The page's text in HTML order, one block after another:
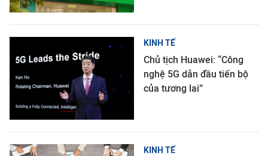
KINH TẾ
Chủ tịch Huawei: “Công
nghệ 5G dẫn đầu tiến bộ
của tương lai”
KINH TẾ